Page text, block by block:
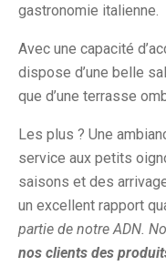
gastronomie italienne.
Avec une capacité
dispose d’une belle
que d’une terrasse
Les plus ? Une
service aux petits
saisons et des
un excellent rapport
partie de notre ADN.
nos clients des